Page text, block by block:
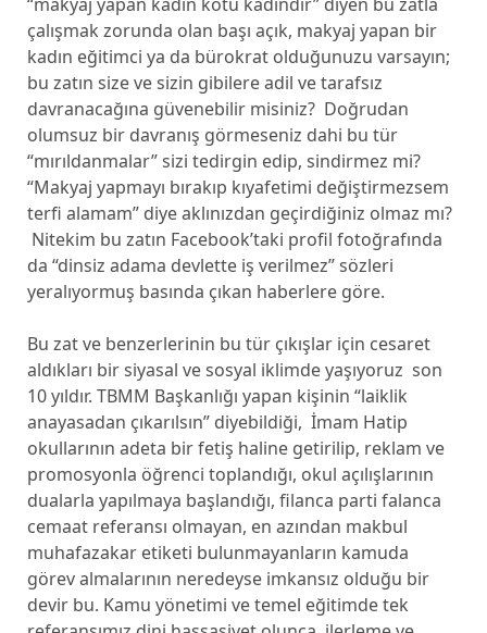
çalışmak zorunda olan başı açık, makyaj yapan bir
kadın eğitimci ya da bürokrat olduğunuzu varsayın;
bu zatın size ve sizin gibilere adil ve tarafsız
davranacağına güvenebilir misiniz? Doğrudan
olumsuz bir davranış görmeseniz dahi bu tür
“mırıldanmalar” sizi tedirgin edip, sindirmez mi?
“Makyaj yapmayı bırakıp kıyafetimi değiştirmezsem
terfi alamam” diye aklınızdan geçirdiğiniz olmaz mı?
Nitekim bu zatın Facebook’taki profil fotoğrafında
da “dinsiz adama devlette iş verilmez” sözleri
yeralıyormuş basında çıkan haberlere göre.
Bu zat ve benzerlerinin bu tür çıkışlar için cesaret
aldıkları bir siyasal ve sosyal iklimde yaşıyoruz son
10 yıldır. TBMM Başkanlığı yapan kişinin “laiklik
anayasadan çıkarılsın” diyebildiği, İmam Hatip
okullarının adeta bir fetiş haline getirilip, reklam ve
promosyonla öğrenci toplandığı, okul açılışlarının
dualarla yapılmaya başlandığı, filanca parti falanca
cemaat referansı olmayan, en azından makbul
muhafazakar etiketi bulunmayanların kamuda
görev almalarının neredeyse imkansız olduğu bir
devir bu. Kamu yönetimi ve temel eğitimde tek